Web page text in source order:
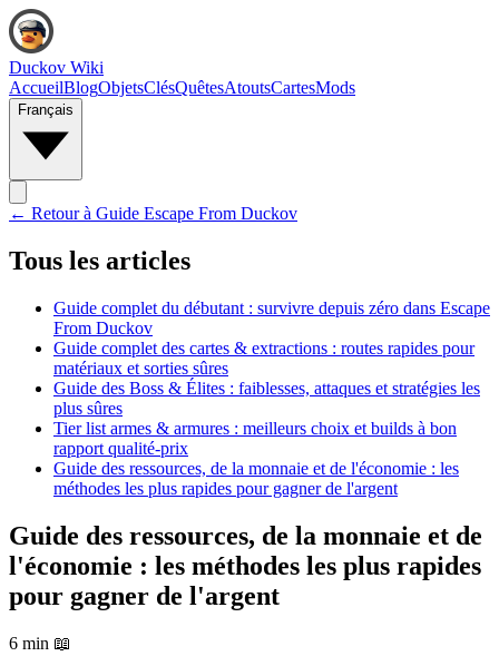
Duckov Wiki
AccueilBlogObjetsClésQuêtesAtoutsCartesMods
Français
← Retour à Guide Escape From Duckov
Tous les articles
Guide complet du débutant : survivre depuis zéro dans Escape
From Duckov
Guide complet des cartes & extractions : routes rapides pour
matériaux et sorties sûres
Guide des Boss & Élites : faiblesses, attaques et stratégies les
plus sûres
Tier list armes & armures : meilleurs choix et builds à bon
rapport qualité-prix
Guide des ressources, de la monnaie et de l'économie : les
méthodes les plus rapides pour gagner de l'argent
Guide des ressources, de la monnaie et de
l'économie : les méthodes les plus rapides
pour gagner de l'argent
6 min 📖